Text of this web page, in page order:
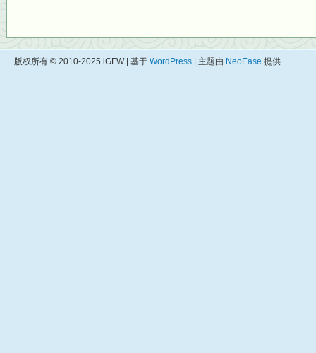
版权所有 © 2010-2025 iGFW | 基于 WordPress | 主题由 NeoEase 提供